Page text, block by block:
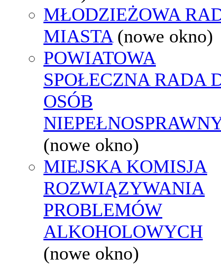
MŁODZIEŻOWA
MIASTA (nowe okno)
POWIATOWA
SPOŁECZNA RADA
OSÓB
(nowe okno)
MIEJSKA KOMISJA
ROZWIĄZYWANIA
PROBLEMÓW
ALKOHOLOWYCH
(nowe okno)